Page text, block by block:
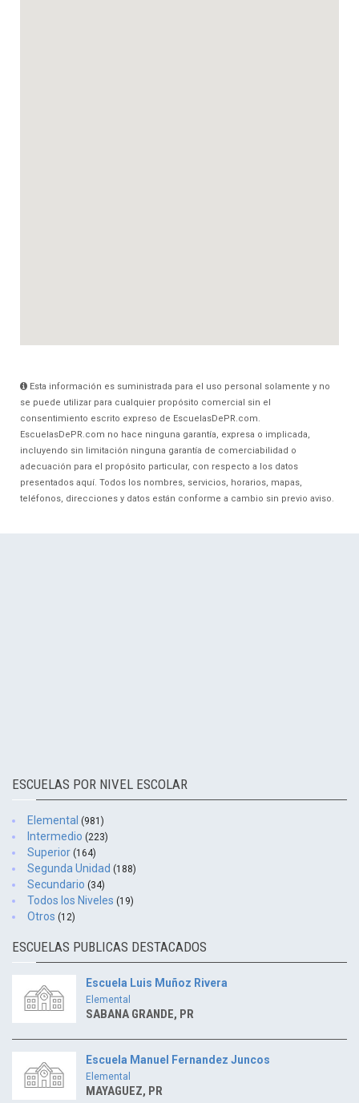
Esta información es suministrada para el uso personal solamente y no
se puede utilizar para cualquier propósito comercial sin el
consentimiento escrito expreso de EscuelasDePR.com.
EscuelasDePR.com no hace ninguna garantía, expresa o implicada,
incluyendo sin limitación ninguna garantía de comerciabilidad o
adecuación para el propósito particular, con respecto a los datos
presentados aquí. Todos los nombres, servicios, horarios, mapas,
teléfonos, direcciones y datos están conforme a cambio sin previo aviso.
ESCUELAS POR NIVEL ESCOLAR
Elemental (981)
Intermedio (223)
Superior (164)
Segunda Unidad (188)
Secundario (34)
Todos los Niveles (19)
Otros (12)
ESCUELAS PUBLICAS DESTACADOS
Escuela Luis Muñoz Rivera
Elemental
SABANA GRANDE, PR
Escuela Manuel Fernandez Juncos
Elemental
MAYAGUEZ, PR